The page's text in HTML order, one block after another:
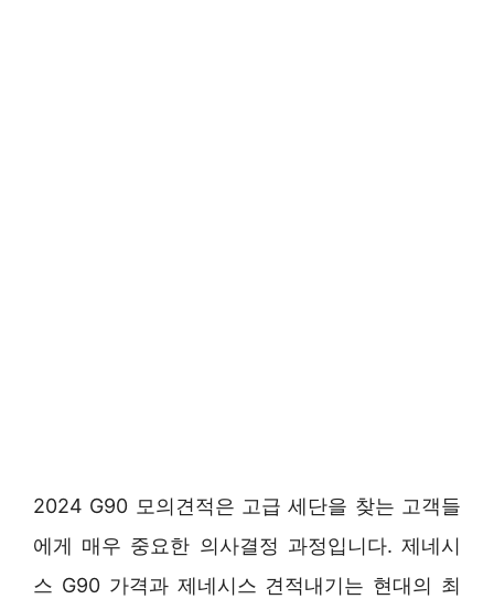
2024 G90 모의견적은 고급 세단을 찾는 고객들
에게 매우 중요한 의사결정 과정입니다. 제네시
스 G90 가격과 제네시스 견적내기는 현대의 최